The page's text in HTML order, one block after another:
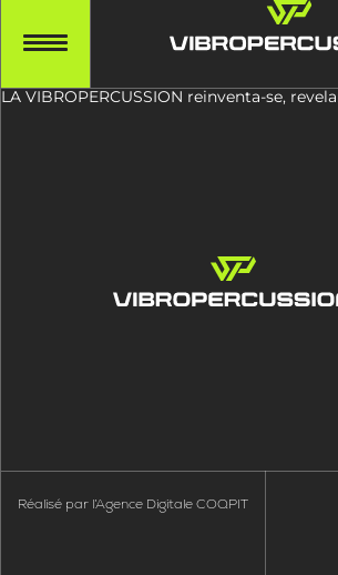
LA VIBROPERCUSSION reinventa-se,
Réalisé par l’Agence Digitale COQPIT